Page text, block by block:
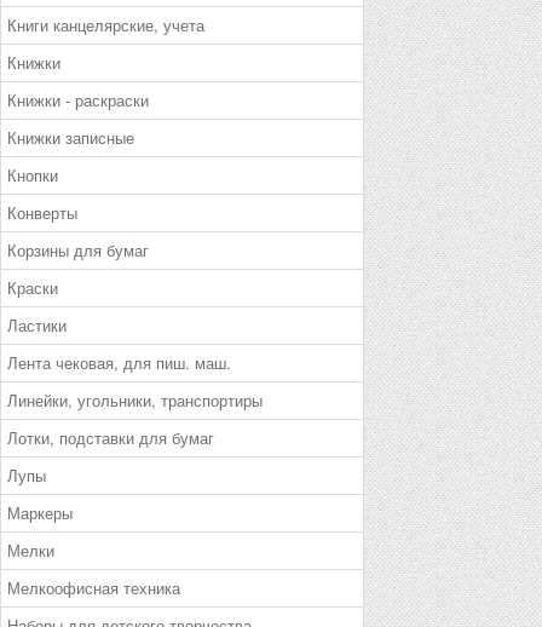
Книги канцелярские, учета
Книжки
Книжки - раскраски
Книжки записные
Кнопки
Конверты
Корзины для бумаг
Краски
Ластики
Лента чековая, для пиш. маш.
Линейки, угольники, транспортиры
Лотки, подставки для бумаг
Лупы
Маркеры
Мелки
Мелкоофисная техника